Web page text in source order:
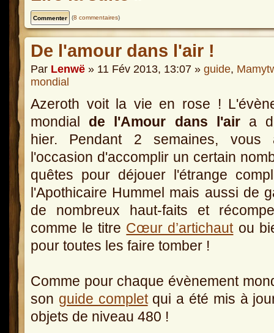
(8 commentaires)
De l'amour dans l'air !
Par Lenwë » 11 Fév 2013, 13:07 » guide,
mondial
Azeroth voit la vie en rose !
mondial de l'Amour dans l'aira
hier. Pendant 2 semaines, vous
l'occasion d'accomplir un certain
quêtes pour déjouer l'étrange
l'Apothicaire Hummel mais aussi de
de nombreux haut-faits et
comme le titre Cœur d’artichautou
pour toutes les faire tomber !
Comme pour chaque évènement
son guide completqui a été mis à
objets de niveau 480 !